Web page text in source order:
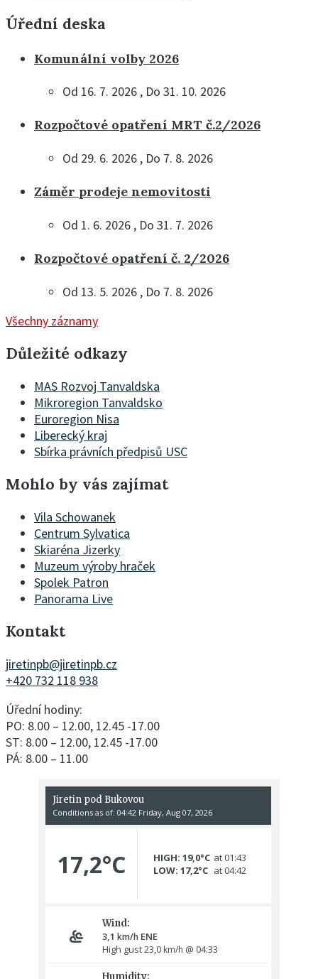
Úřední deska
Komunální volby 2026
Od 16. 7. 2026 , Do 31. 10. 2026
Rozpočtové opatření MRT č.2/2026
Od 29. 6. 2026 , Do 7. 8. 2026
Záměr prodeje nemovitosti
Od 1. 6. 2026 , Do 31. 7. 2026
Rozpočtové opatření č. 2/2026
Od 13. 5. 2026 , Do 7. 8. 2026
Všechny záznamy
Důležité odkazy
MAS Rozvoj Tanvaldska
Mikroregion Tanvaldsko
Euroregion Nisa
Liberecký kraj
Sbírka právních předpisů USC
Mohlo by vás zajímat
Vila Schowanek
Centrum Sylvatica
Skiaréna Jizerky
Muzeum výroby hraček
Spolek Patron
Panorama Live
Kontakt
jiretinpb@jiretinpb.cz
+420 732 118 938
Úřední hodiny:
PO: 8.00 – 12.00, 12.45 -17.00
ST: 8.00 – 12.00, 12.45 -17.00
PÁ: 8.00 – 11.00